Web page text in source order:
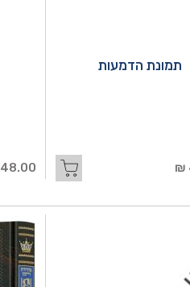
תמונת הדמעות
48.00 ₪